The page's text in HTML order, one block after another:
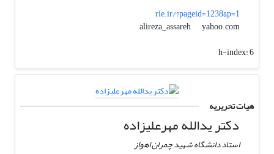
rie.ir/?pageid=1238&p=1
alireza_assareh
yahoo.com
h-index:6
هیات تحریریه
دکتر یدالله مهرعلیزاده
استاد دانشگاه شهید چمران اهواز